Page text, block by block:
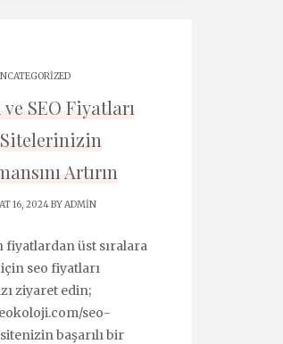
SEO Fiyatları
Artırın
16, 2024 BYADMIN
fiyatlardan üst sıralara
seo fiyatları
ziyaret edin;
seo-
başarılı bir